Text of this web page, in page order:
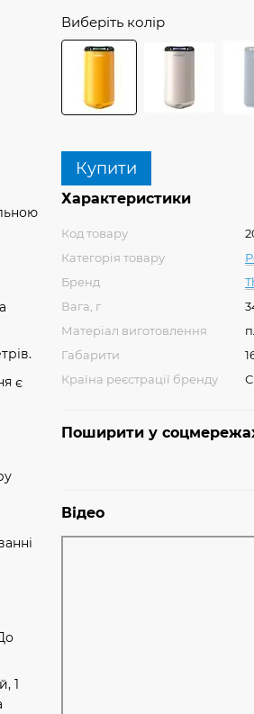
є
1
Виберіть колір
Купити
Характеристики
Код товару
Категорія товару
Бренд
Вага, г
Матеріал виготовлення
Габарити
Країна реєстрації бренду
Поширити у
Відео